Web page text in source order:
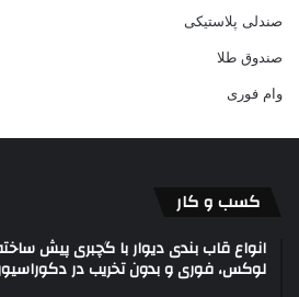
صندلی پلاستیکی
صندوق طلا
وام فوری
کسب و کار
انواع قاب بندی دیوار با گچبری پیش
لوکس، فوری و بدون تخریب در